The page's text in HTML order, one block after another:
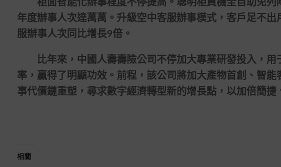
年度辦事人次達萬萬。升級空中客服辦事模式，客戶足不
服辦事人次同比增長9倍。
比年來，中國人壽壽險公司不停加大專業研發投入，用
率，贏得了明顯功效。前程，該公司將加大產物首創、智
事代價鏈重塑，尋求數字經濟轉型新的增長點，以加倍簡
相關